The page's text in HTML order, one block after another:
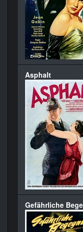
Asphalt
Gefährliche